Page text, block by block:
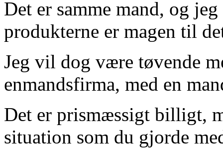
Det er samme mand, og
produkterne er magen til
Jeg vil dog være tøvende
enmandsfirma, med en
Det er prismæssigt billigt,
situation som du gjorde